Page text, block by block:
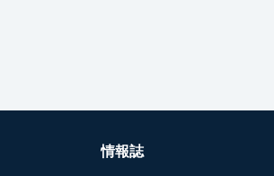
情報誌